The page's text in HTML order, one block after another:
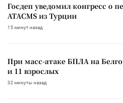
Госдеп уведомил конгресс о
ATACMS из Турции
15 минут назад
При масс-атаке БПЛА на
и 11 взрослых
32 минуты назад